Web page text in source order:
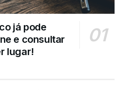
já pode
e consultar
lugar!